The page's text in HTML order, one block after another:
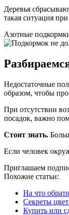
Деревья
такая ситуация
Азотные
Недостаточные
образом, чтобы
При отсутствии
посадок, важно
Стоит знать.
Если человек
Приглашаем
Похожие статьи:
На что
Секреты
Купить или